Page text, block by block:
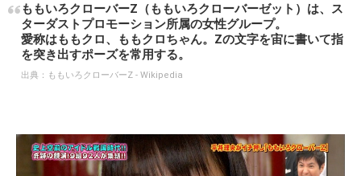
ももいろクローバーZ（ももいろクローバーゼット）は、ス
ターダストプロモーション所属の女性グループ。
愛称はももクロ、ももクロちゃん。Zの文字を宙に書いて指
を突き出すポーズを常用する。
出典： ももいろクローバーZ - Wikipedia